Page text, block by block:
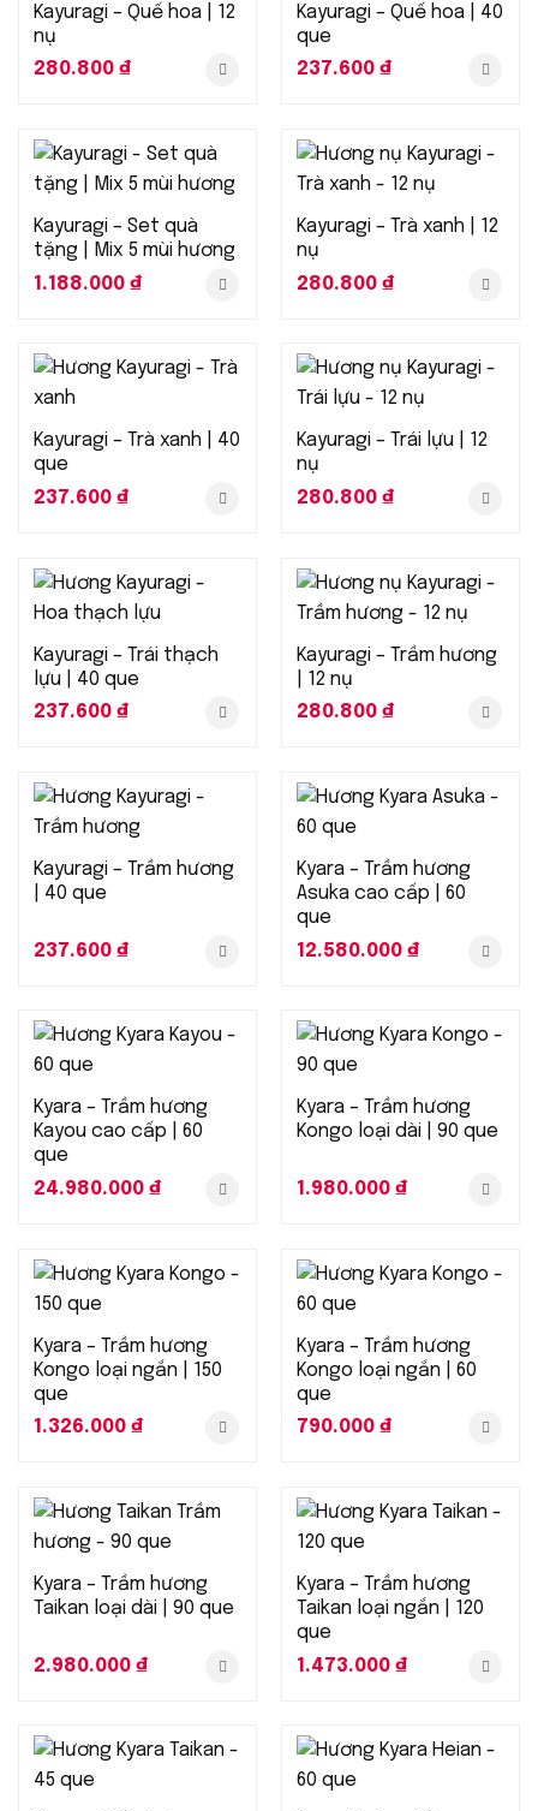
Kayuragi – Quế hoa | 12
nụ
280.800 ₫
Kayuragi – Quế hoa | 40
que
237.600 ₫
Kayuragi – Set quà
tặng | Mix 5 mùi hương
1.188.000 ₫
Kayuragi – Trà xanh | 12
nụ
280.800 ₫
Kayuragi – Trà xanh | 40
que
237.600 ₫
Kayuragi – Trái lựu | 12
nụ
280.800 ₫
Kayuragi – Trái thạch
lựu | 40 que
237.600 ₫
Kayuragi – Trầm hương
| 12 nụ
280.800 ₫
Kayuragi – Trầm hương
| 40 que
237.600 ₫
Kyara – Trầm hương
Asuka cao cấp | 60
que
12.580.000 ₫
Kyara – Trầm hương
Kayou cao cấp | 60
que
24.980.000 ₫
Kyara – Trầm hương
Kongo loại dài | 90 que
1.980.000 ₫
Kyara – Trầm hương
Kongo loại ngắn | 150
que
1.326.000 ₫
Kyara – Trầm hương
Kongo loại ngắn | 60
que
790.000 ₫
Kyara – Trầm hương
Taikan loại dài | 90 que
2.980.000 ₫
Kyara – Trầm hương
Taikan loại ngắn | 120
que
1.473.000 ₫